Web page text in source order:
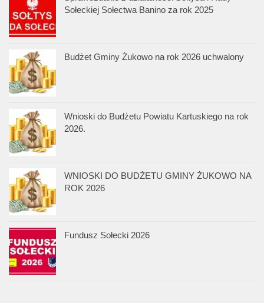
Sołeckiej Sołectwa Banino za rok 2025
Budżet Gminy Żukowo na rok 2026 uchwalony
Wnioski do Budżetu Powiatu Kartuskiego na rok
2026.
WNIOSKI DO BUDŻETU GMINY ŻUKOWO NA
ROK 2026
Fundusz Sołecki 2026